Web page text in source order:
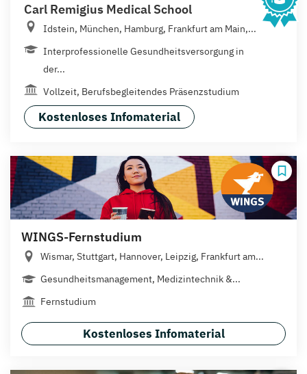
Carl Remigius Medical School
Idstein, München, Hamburg, Frankfurt am Main,...
Interprofessionelle Gesundheitsversorgung in
der...
Vollzeit, Berufsbegleitendes Präsenzstudium
Kostenloses Infomaterial
WINGS-Fernstudium
Wismar, Stuttgart, Hannover, Leipzig, Frankfurt am...
Gesundheitsmanagement, Medizintechnik &...
Fernstudium
Kostenloses Infomaterial